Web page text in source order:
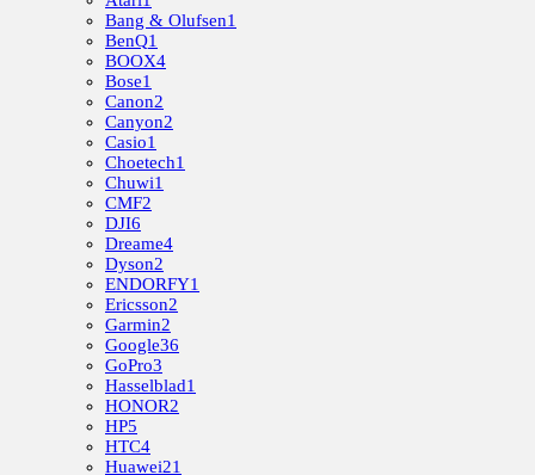
Bang & Olufsen1
BenQ1
BOOX4
Bose1
Canon2
Canyon2
Casio1
Choetech1
Chuwi1
CMF2
DJI6
Dreame4
Dyson2
ENDORFY1
Ericsson2
Garmin2
Google36
GoPro3
Hasselblad1
HONOR2
HP5
HTC4
Huawei21